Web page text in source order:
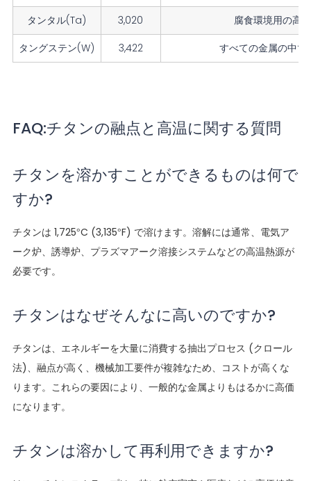
タンタル(Ta)
3,020
腐食環境用の高
タングステン(W)
3,422 すべての金属の中で
FAQ:チタンの融点と高温に関する質問
チタンを溶かすことができるものは何で
すか?
チタンは 1,725°C (3,135°F) で溶けます。溶解には通常、電気ア
ーク炉、誘導炉、プラズマアーク溶接システムなどの高温熱源が
必要です。
チタンはなぜそんなに高いのですか?
チタンは、エネルギーを大量に消費する抽出プロセス (クロール
法)、融点が高く、機械加工要件が複雑なため、コストが高くな
ります。これらの要因により、一般的な金属よりもはるかに高価
になります。
チタンは溶かして再利用できますか?